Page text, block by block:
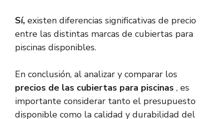
Sí, existen diferencias significativas de precio
entre las distintas marcas de cubiertas para
piscinas disponibles.
En conclusión, al analizar y comparar los
precios de las cubiertas para piscinas , es
importante considerar tanto el presupuesto
disponible como la calidad y durabilidad del